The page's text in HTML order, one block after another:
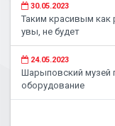
30.05.2023
Таким красивым
увы, не будет
24.05.2023
Шарыповский музей
оборудование